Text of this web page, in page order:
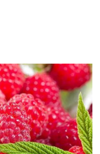
Việtquản lý của
đánh giá mức độ hiển thị,